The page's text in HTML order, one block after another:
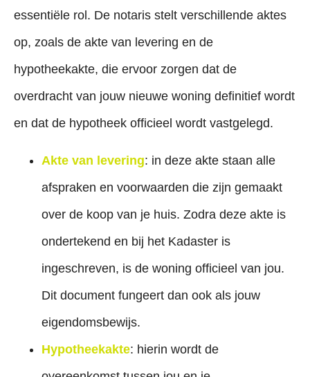
essentiële rol. De notaris stelt verschillende aktes
op, zoals de akte van levering en de
hypotheekakte, die ervoor zorgen dat de
overdracht van jouw nieuwe woning definitief wordt
en dat de hypotheek officieel wordt vastgelegd.
Akte van levering: in deze akte staan alle
afspraken en voorwaarden die zijn gemaakt
over de koop van je huis. Zodra deze akte is
ondertekend en bij het Kadaster is
ingeschreven, is de woning officieel van jou.
Dit document fungeert dan ook als jouw
eigendomsbewijs.
Hypotheekakte: hierin wordt de